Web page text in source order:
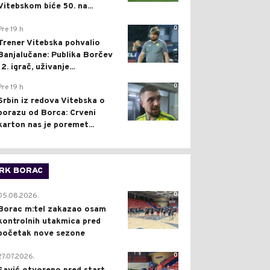
biće 50. na...
0
19 h
Vitebska pohvalio
Publika Borčev
igrač, uživanje...
0
19 h
iz redova Vitebska o
od Borca: Crveni
nas je poremet...
BORAC
0
m:tel zakazao osam
utakmica pred
nove sezone
0